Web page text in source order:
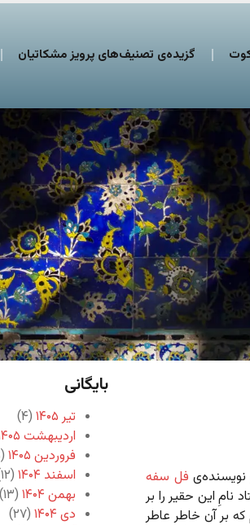
گزیده‌ی تصنیف‌های پرویز مشکاتیان
فل سفه
نامِ این حقیر را بر
که بر آن خاطر عاطر
بایگانی
تیر ۱۴۰۵
(۴)
اردیبهشت ۱۴۰۵
فروردین ۱۴۰۵
(۵)
اسفند ۱۴۰۴
(۱۲)
بهمن ۱۴۰۴
(۱۳)
دی ۱۴۰۴
(۲۷)